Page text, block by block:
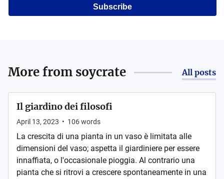
Subscribe
More from soycrate All posts
Il giardino dei filosofi
April 13, 2023 • 106words
La crescita di una pianta in un vaso è limitata alle
dimensioni del vaso; aspetta il giardiniere per essere
innaffiata, o l'occasionale pioggia. Al contrario una
pianta che si ritrovi a crescere spontaneamente in una